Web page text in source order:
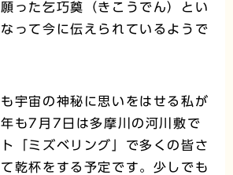
願った乞巧奠（きこうでん）とい
って今に伝えられているようで
宇宙の神秘に思いをはせる私が
も7月7日は多摩川の河川敷で
「ミズベリング」で多くの皆さ
乾杯をする予定です。少しでも